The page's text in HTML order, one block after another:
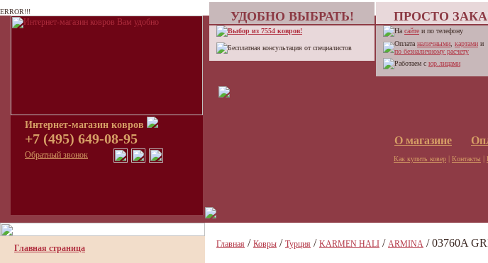
ERROR!!!
Интернет-магазин ковров
+7 (495) 649-08-95
Обратный звонок
УДОБНО ВЫБРАТЬ! ПРОСТО
Выбор из 7554 ковров!
Бесплатная консультация от специалистов
На сайте и по телефону
Оплата наличными картами и
по безналичному расчету
Работаем с юр.лицами
О магазине
Как купить ковер | Контакты |
Главная страница Главная / Ковры / Турция / KARMEN HALI / ARMINA / 03760A